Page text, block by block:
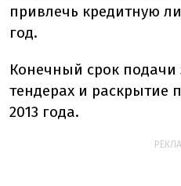
привлечь кредитную
год.
Конечный срок подачи
тендерах и раскрытие
2013 года.